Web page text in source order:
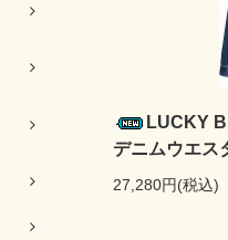
LUCKY
デニムウエ
27,280円(税込)